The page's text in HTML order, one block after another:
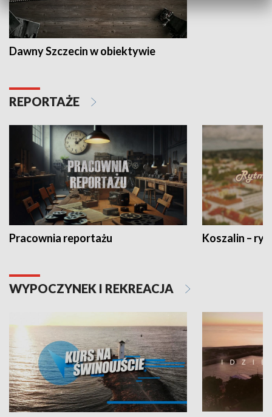
Dawny Szczecin w obiektywie
REPORTAŻE
Pracownia reportażu Koszalin –
WYPOCZYNEK I REKREACJA